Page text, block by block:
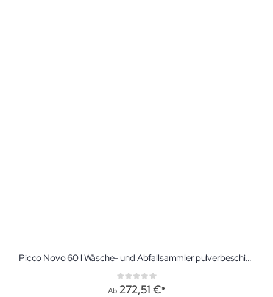
Picco Novo 60 l Wäsche- und Abfallsammler pulverbeschichtet Mit 1 Sackhalter und wahlweise mit Tretvorrichtung
Rating:
0%
Ab 272,51 €